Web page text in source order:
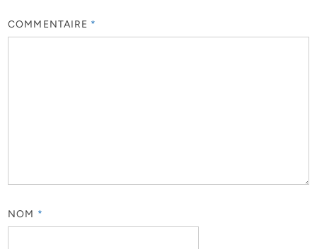
COMMENTAIRE *
NOM *